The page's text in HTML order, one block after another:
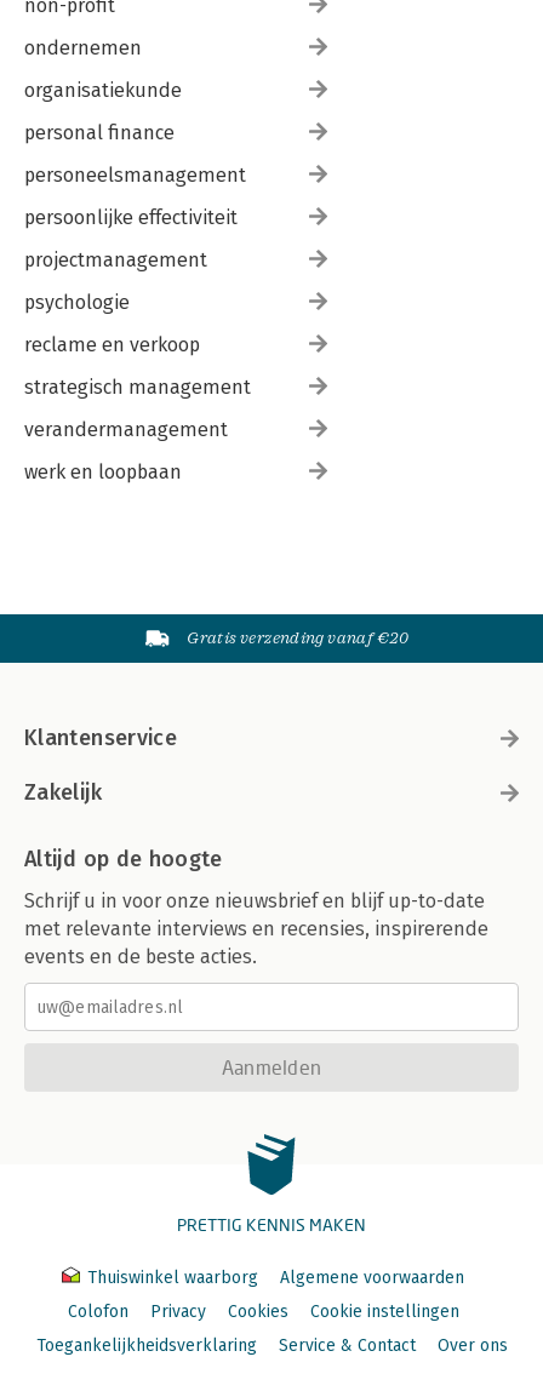
non-profit
ondernemen
organisatiekunde
personal finance
personeelsmanagement
persoonlijke effectiviteit
projectmanagement
psychologie
reclame en verkoop
strategisch management
verandermanagement
werk en loopbaan
Gratis verzending vanaf €20
Klantenservice
Zakelijk
Altijd op de hoogte
Schrijf u in voor onze nieuwsbrief en blijf up-to-date
met relevante interviews en recensies, inspirerende
events en de beste acties.
Aanmelden
PRETTIG KENNIS MAKEN
Thuiswinkel waarborg
Algemene voorwaarden
Colofon
Privacy Cookies
Cookie instellingen
Toegankelijkheidsverklaring
Service & Contact Over ons